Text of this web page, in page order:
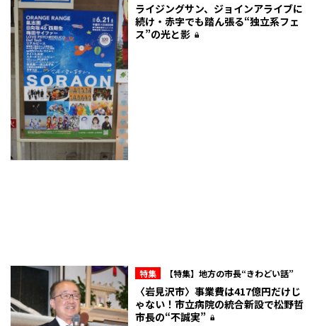
ライジングサン、ジョインアライブに
続け・赤字でも踏ん張る“独立系フェ
ス”の光と影
特集 【特集】地方の市長“きわどい話”
〈岩見沢市〉事業費は417億円だけじ
ゃない！市立病院の統合新設で松野哲
市長の“不誠実”